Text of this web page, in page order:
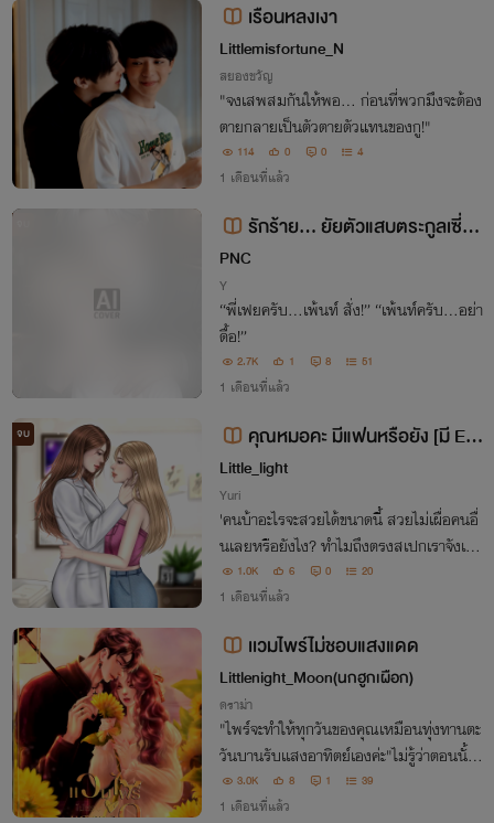
เรือนหลงเงา
Littlemisfortune_N
สยองขวัญ
"จงเสพสมกันให้พอ... ก่อนที่พวกมึงจะต้อง
ตายกลายเป็นตัวตายตัวแทนของกู!"
114 0 0 4
1 เดือนที่แล้ว
รักร้าย... ยัยตัวแสบตระกูลเซี่ย
My little monster
PNC
Y
“พี่เฟยครับ…เพ้นท์ สั่ง!” “เพ้นท์ครับ…อย่า
ดื้อ!”
2.7K 1 8 51
1 เดือนที่แล้ว
จบ
คุณหมอคะ มีแฟนหรือยัง [มี E-
Book]
Little_light
Yuri
'คนบ้าอะไรจะสวยได้ขนาดนี้ สวยไม่เผื่อคนอื่
นเลยหรือยังไง? ทำไมถึงตรงสเปกเราจังเล
ย ฉันจะเอาคนนี้แหละ จะเอาคนนี้!'
1.0K 6 0 20
1 เดือนที่แล้ว
เเวมไพร์ไม่ชอบแสงแดด
Littlenight_Moon(นกฮูกเผือก)
ดราม่า
"ไพร์จะทำให้ทุกวันของคุณเหมือนทุ่งทานตะ
วันบานรับเเสงอาทิตย์เองค่ะ"ไม่รู้ว่าตอนนั้น
ฉันเมาแดดหรือเพราะอะไรถึงบันดลจิตบันด
ลใจให้ฉันพูดเรื่องเพ้อเจ้อออกไป แต่ว่า..."ผ
3.0K 8 1 39
1 เดือนที่แล้ว